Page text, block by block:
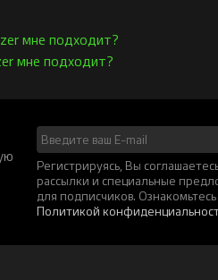
мне подходит?
мне подходит?
Регистрируясь, Вы
рассылки и специальные
для подписчиков.
Политикой